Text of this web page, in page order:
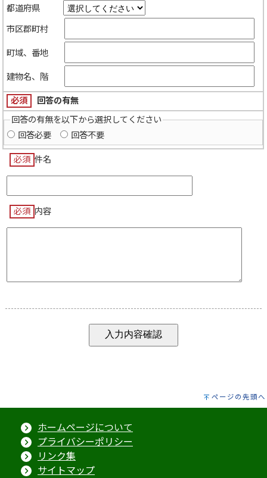
都道府県
市区郡町村
町域、番地
建物名、階
必須
回答の有無
回答の有無を以下から選択してください
回答必要
回答不要
必須 件名
必須 内容
ページの先頭へ
ホームページについて
プライバシーポリシー
リンク集
サイトマップ